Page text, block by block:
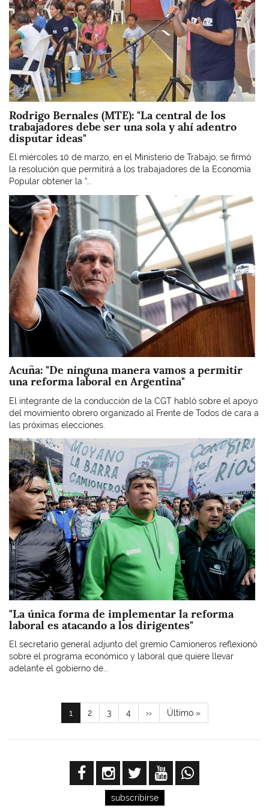
Rodrigo Bernales (MTE): "La central de los
trabajadores debe ser una sola y ahí adentro
disputar ideas"
El miércoles 10 de marzo, en el Ministerio de Trabajo, se firmó
la resolución que permitirá a los trabajadores de la Economía
Popular obtener la “...
Imagen
Acuña: "De ninguna manera vamos a permitir
una reforma laboral en Argentina"
El integrante de la conducción de la CGT habló sobre el apoyo
del movimiento obrero organizado al Frente de Todos de cara a
las próximas elecciones.
Imagen
"La única forma de implementar la reforma
laboral es atacando a los dirigentes"
El secretario general adjunto del gremio Camioneros reflexionó
sobre el programa económico y laboral que quiere llevar
adelante el gobierno de...
Paginación
Página
actual
1 Page
2 Page
3 Page
4
Siguiente
página
››
Última
página
Último »
subscribirse